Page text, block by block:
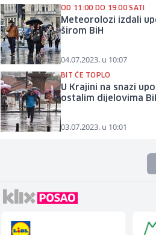
OD 11:00 DO 19.00 SATI
Meteorolozi izdali
širom BiH
04.07.2023. u 10:07
BIT ĆE TOPLO
U Krajini na snazi
ostalim dijelovima
03.07.2023. u 10:01